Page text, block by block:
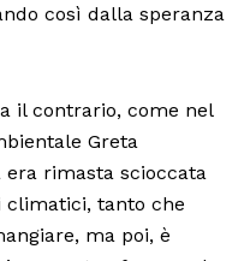
così dalla speranza
il contrario, come nel
Greta
rimasta scioccata
tanto che
ma poi, è